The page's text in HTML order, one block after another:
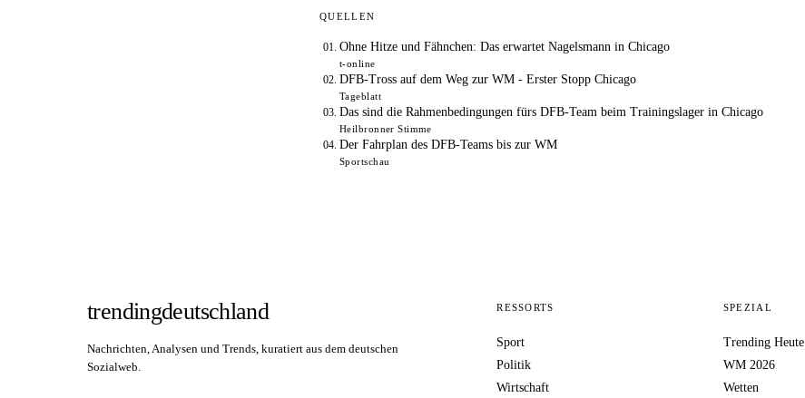
QUELLEN
Ohne Hitze und Fähnchen: Das erwartet Nagelsmann in Chicago
t-online
DFB-Tross auf dem Weg zur WM - Erster Stopp Chicago
Tageblatt
Das sind die Rahmenbedingungen fürs DFB-Team beim Trainingslager in Chicago
Heilbronner Stimme
Der Fahrplan des DFB-Teams bis zur WM
Sportschau
trendingdeutschland
Nachrichten, Analysen und Trends, kuratiert aus dem deutschen
Sozialweb.
RESSORTS
Sport
Politik
Wirtschaft
SPEZIAL
Trending Heute
WM 2026
Wetten